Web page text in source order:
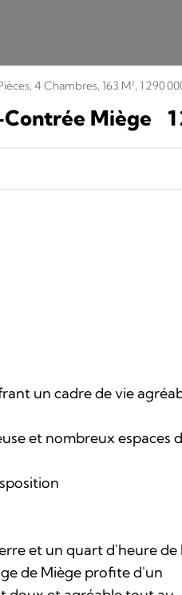
4 Chambres, 163 M², 1 290
Miège
un cadre de vie
et nombreux espaces
et un quart d'heure de
de Miège profite d'un